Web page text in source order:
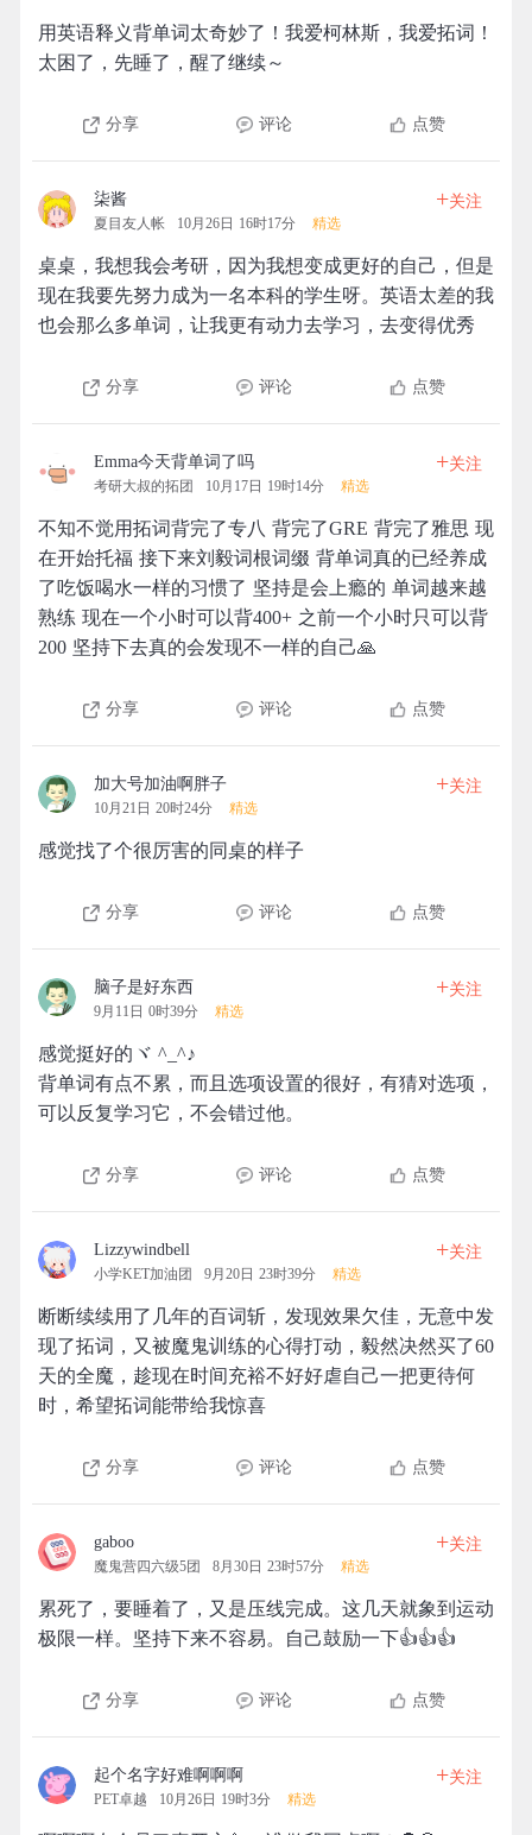
用英语释义背单词太奇妙了！我爱柯林斯，我爱拓词！
太困了，先睡了，醒了继续～
分享 评论 点赞
柒酱
夏目友人帐 10月26日 16时17分 精选
+关注
桌桌，我想我会考研，因为我想变成更好的自己，但是
现在我要先努力成为一名本科的学生呀。英语太差的我
也会那么多单词，让我更有动力去学习，去变得优秀
分享 评论 点赞
Emma今天背单词了吗
考研大叔的拓团 10月17日 19时14分 精选
+关注
不知不觉用拓词背完了专八 背完了GRE 背完了雅思 现
在开始托福 接下来刘毅词根词缀 背单词真的已经养成
了吃饭喝水一样的习惯了 坚持是会上瘾的 单词越来越
熟练 现在一个小时可以背400+ 之前一个小时只可以背
200 坚持下去真的会发现不一样的自己🙏
分享 评论 点赞
加大号加油啊胖子
10月21日 20时24分 精选
+关注
感觉找了个很厉害的同桌的样子
分享 评论 点赞
脑子是好东西
9月11日 0时39分 精选
+关注
感觉挺好的ヾ ^_^♪
背单词有点不累，而且选项设置的很好，有猜对选项，
可以反复学习它，不会错过他。
分享 评论 点赞
Lizzywindbell
小学KET加油团 9月20日 23时39分 精选
+关注
断断续续用了几年的百词斩，发现效果欠佳，无意中发
现了拓词，又被魔鬼训练的心得打动，毅然决然买了60
天的全魔，趁现在时间充裕不好好虐自己一把更待何
时，希望拓词能带给我惊喜
分享 评论 点赞
gaboo
魔鬼营四六级5团 8月30日 23时57分 精选
+关注
累死了，要睡着了，又是压线完成。这几天就象到运动
极限一样。坚持下来不容易。自己鼓励一下👍👍👍
分享 评论 点赞
起个名字好难啊啊啊
PET卓越 10月26日 19时3分 精选
+关注